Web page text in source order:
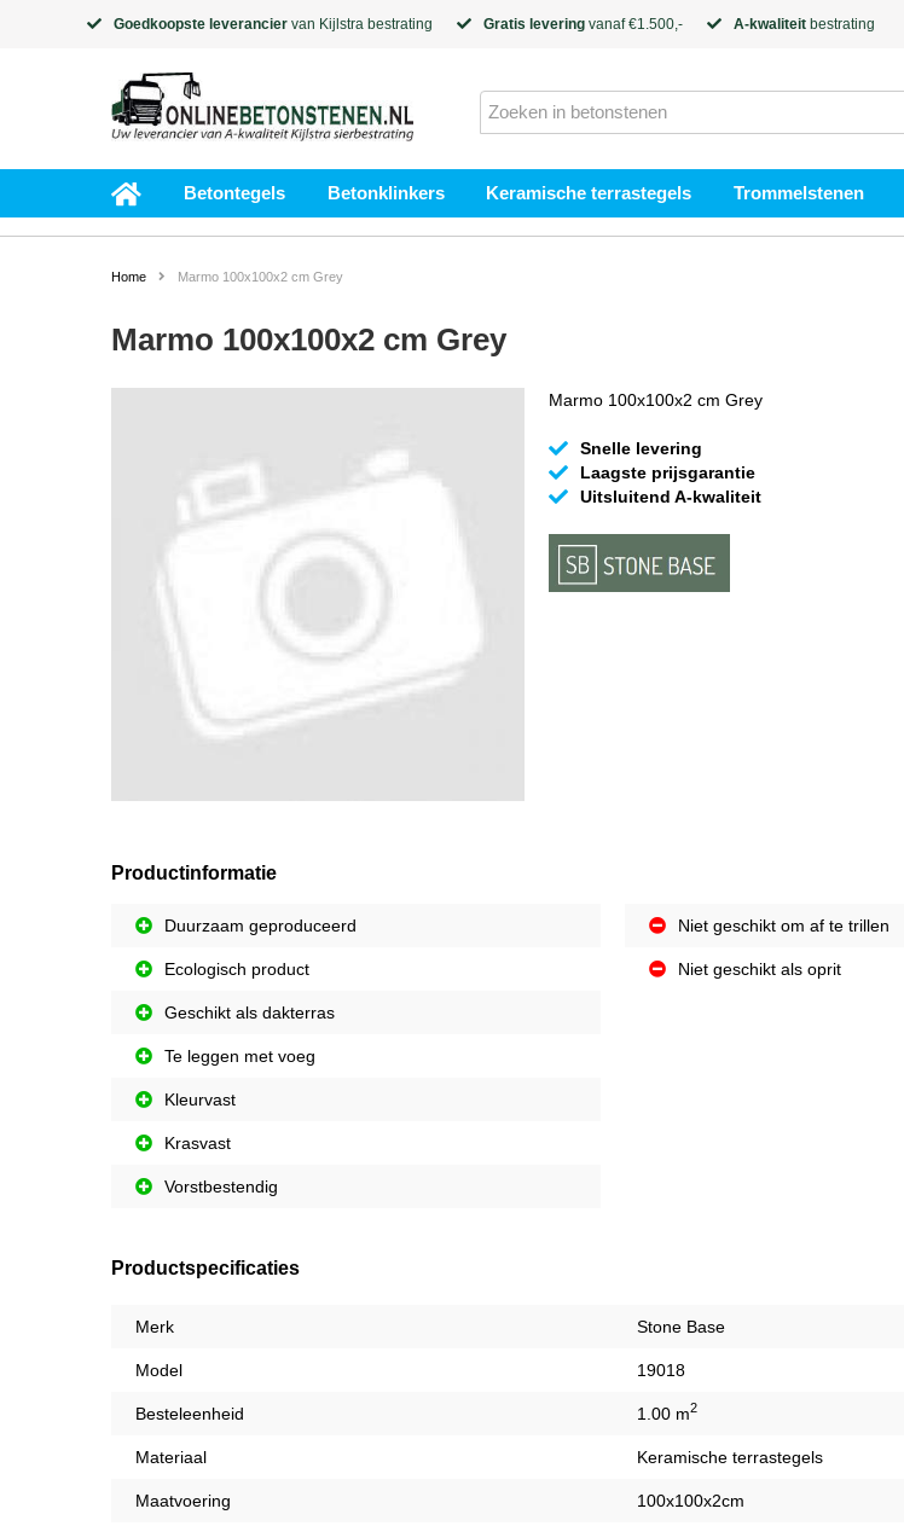
Goedkoopste leverancier van Kijlstra bestrating Gratis levering vanaf €1.500,- A-kwaliteit bestrating
Betontegels Betonklinkers Keramische terrastegels Trommelstenen
Home Marmo 100x100x2 cm Grey
Marmo 100x100x2 cm Grey
Marmo 100x100x2 cm Grey
Snelle levering
Laagste prijsgarantie
Uitsluitend A-kwaliteit
Productinformatie
Duurzaam geproduceerd
Ecologisch product
Geschikt als dakterras
Te leggen met voeg
Kleurvast
Krasvast
Vorstbestendig
Niet geschikt om af te trillen
Niet geschikt als oprit
Productspecificaties
Merk Stone Base
Model 19018
Besteleenheid 1.00 m2
Materiaal Keramische terrastegels
Maatvoering 100x100x2cm